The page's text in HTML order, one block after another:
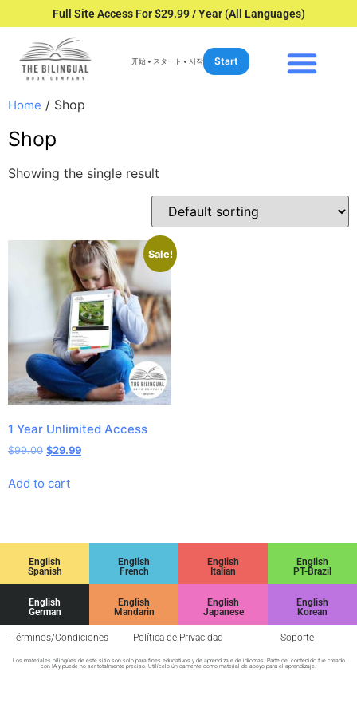
Full Site Access For $29.99 / Year (All Languages)
开始 • スタート • 시작 Start
Home / Shop
Shop
Showing the single result
Sale!
1 Year Unlimited Access
$99.00 $29.99
Add to cart
English
Spanish
English
French
English
Italian
English
PT-Brazil
English
German
English
Mandarin
English
Japanese
English
Korean
Términos/Condiciones Política de Privacidad Soporte
Los materiales bilingües de este sitio son solo para fines educativos y de aprendizaje de idiomas. Parte del contenido fue creado
con IA y puede no ser totalmente preciso. Utilícelo únicamente como material de apoyo para el aprendizaje.